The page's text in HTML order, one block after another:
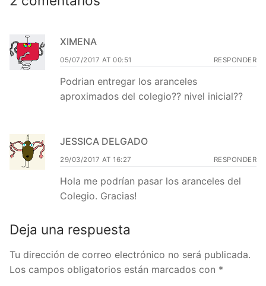
XIMENA
05/07/2017 AT 00:51 RESPONDER
Podrian entregar los aranceles
aproximados del colegio?? nivel inicial??
JESSICA DELGADO
29/03/2017 AT 16:27 RESPONDER
Hola me podrían pasar los aranceles del
Colegio. Gracias!
Deja una respuesta
Tu dirección de correo electrónico no será publicada.
Los campos obligatorios están marcados con *